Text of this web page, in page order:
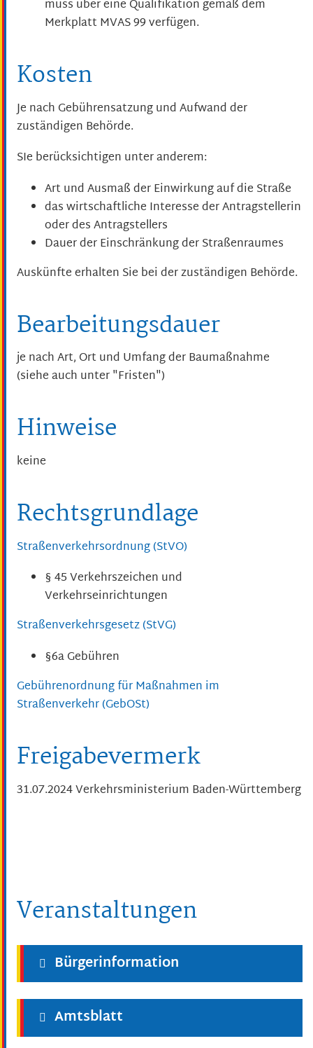
muss über eine Qualifikation gemäß dem
Merkplatt MVAS 99 verfügen.
Kosten
Je nach Gebührensatzung und Aufwand der
zuständigen Behörde.
SIe berücksichtigen unter anderem:
Art und Ausmaß der Einwirkung auf die Straße
das wirtschaftliche Interesse der Antragstellerin
oder des Antragstellers
Dauer der Einschränkung der Straßenraumes
Auskünfte erhalten Sie bei der zuständigen Behörde.
Bearbeitungsdauer
je nach Art, Ort und Umfang der Baumaßnahme
(siehe auch unter "Fristen")
Hinweise
keine
Rechtsgrundlage
Straßenverkehrsordnung (StVO)
§ 45 Verkehrszeichen und
Verkehrseinrichtungen
Straßenverkehrsgesetz (StVG)
§6a Gebühren
Gebührenordnung für Maßnahmen im
Straßenverkehr (GebOSt)
Freigabevermerk
31.07.2024 Verkehrsministerium Baden-Württemberg
Veranstaltungen
Bürgerinformation
Amtsblatt